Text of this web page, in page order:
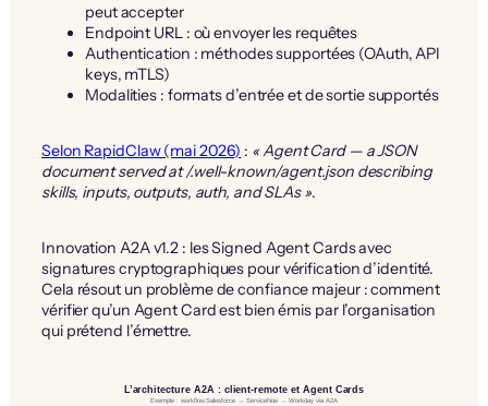
peut accepter
Endpoint URL : où envoyer les requêtes
Authentication : méthodes supportées (OAuth, API
keys, mTLS)
Modalities : formats d’entrée et de sortie supportés
Selon RapidClaw (mai 2026) : « Agent Card — a JSON
document served at /.well-known/agent.json describing
skills, inputs, outputs, auth, and SLAs ».
Innovation A2A v1.2 : les Signed Agent Cards avec
signatures cryptographiques pour vérification d’identité.
Cela résout un problème de confiance majeur : comment
vérifier qu’un Agent Card est bien émis par l’organisation
qui prétend l’émettre.
L’architecture A2A : client-remote et Agent Cards
Exemple : workflow Salesforce → ServiceNow → Workday via A2A